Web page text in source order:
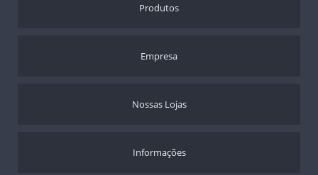
Produtos
Empresa
Nossas Lojas
Informações